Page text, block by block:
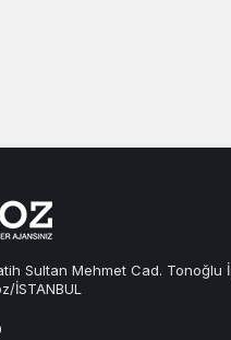
Sultan Mehmet Cad. Tonoğlu
İSTANBUL